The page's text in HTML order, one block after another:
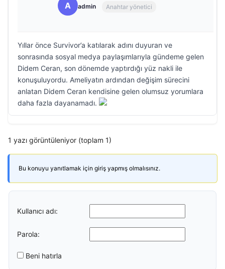
A admin Anahtar yönetici
Yıllar önce Survivor’a katılarak adını duyuran ve
sonrasında sosyal medya paylaşımlarıyla gündeme gelen
Didem Ceran, son dönemde yaptırdığı yüz nakli ile
konuşuluyordu. Ameliyatın ardından değişim sürecini
anlatan Didem Ceran kendisine gelen olumsuz yorumlara
daha fazla dayanamadı.
1 yazı görüntüleniyor (toplam 1)
Bu konuyu yanıtlamak için giriş yapmış olmalısınız.
Kullanıcı adı:
Parola:
Beni hatırla